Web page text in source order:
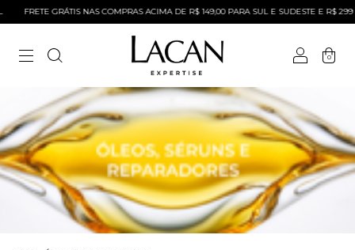
FRETE GRÁTIS NAS COMPRAS ACIMA DE R$ 149,00 PARA SUL E SUDESTE E R$ 299
0